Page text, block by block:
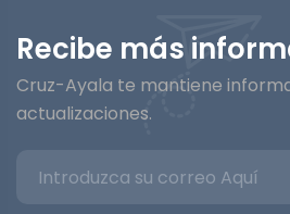
Recibe más
Cruz-Ayala te mantiene
actualizaciones.